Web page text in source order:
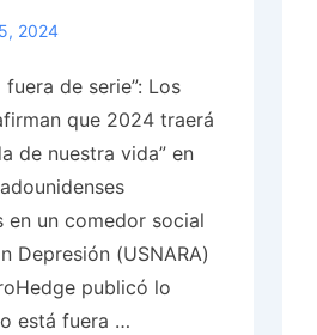
2024
fuera de serie”: Los
que 2024 traerá
de nuestra vida” en
en un comedor social
Depresión (USNARA)
publicó lo
está fuera …